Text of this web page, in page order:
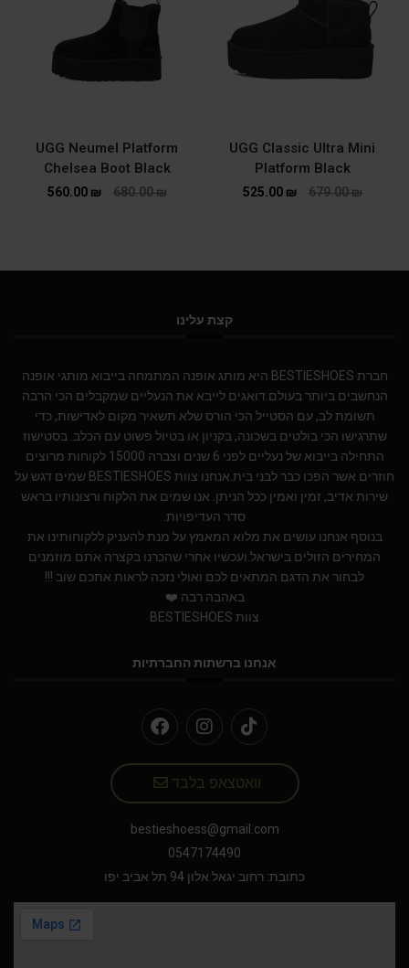
UGG Classic Ultra Mini
Platform Black
679.00₪
525.00 ₪
UGG Neumel Platform
Chelsea Boot Black
680.00₪
560.00 ₪
קצת עלינו
חברת BESTIESHOES היא מותג אופנה המתמחה בייבוא מותגי אופנה
הנחשבים ביותר בעולם.דואגים לייבא את הנעליים שמקבלים הכי הרבה
תשומת לב, עם הסטייל הכי הורס שלא תשאיר מקום לאדישות, כדי
שתרגישו הכי בולטים בשכונה, בקניון או בטיול פשוט עם הכלב. בסטישוז
התחילה בייבוא של נעליים לפני 6 שנים וצברה 15000 לקוחות מרוצים
חוזרים אשר הפכו כבר לבני בית.אנחנו צוות BESTIESHOES שמים דגש על
שירות אדיב, זמין ואמין ככל הניתן. אנו שמים את הלקוח ורצונותיו בראש
סדר העדיפויות.
בנוסף אנחנו עושים את מלוא המאמץ על מנת להעניק ללקוחותינו את
המחירים הזולים בישראל.ועכשיו אחרי שהכרנו בקצרה אתם מוזמנים
לבחור את הדגם המתאים לכם ואולי נזכה לראות אתכם שוב !!!
באהבה רבה ❤️
צוות BESTIESHOES
אנחנו ברשתות החברתיות
וואטצאפ בלבד
bestieshoess@gmail.com
0547174490
כתובת: רחוב יגאל אלון 94 תל אביב יפו